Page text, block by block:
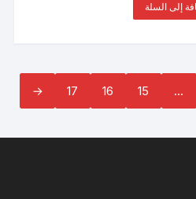
إلى السلة
…
15
16
17
←